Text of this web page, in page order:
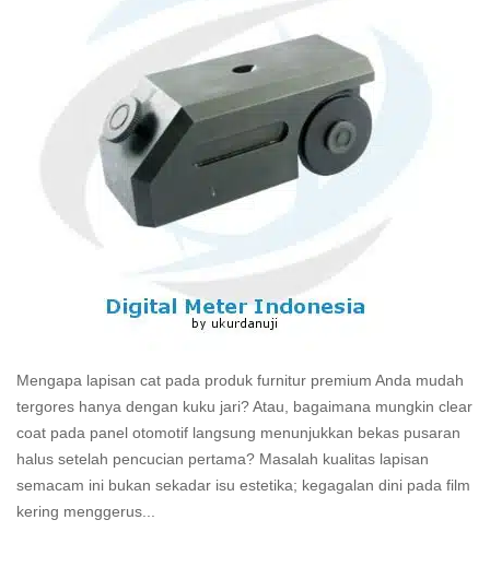
Mengapa lapisan cat pada produk furnitur premium Anda mudah
tergores hanya dengan kuku jari? Atau, bagaimana mungkin clear
coat pada panel otomotif langsung menunjukkan bekas pusaran
halus setelah pencucian pertama? Masalah kualitas lapisan
semacam ini bukan sekadar isu estetika; kegagalan dini pada film
kering menggerus...